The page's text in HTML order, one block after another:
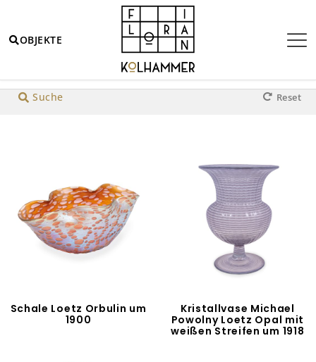
OBJEKTE
Werkstätte Hagenauer Wien
Suche Reset
Schale Loetz Orbulin um
1900
Kristallvase Michael
Powolny Loetz Opal mit
weißen Streifen um 1918